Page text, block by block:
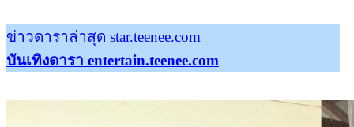
ข่าวดาราล่าสุด star.teenee.com
บันเทิงดารา entertain.teenee.com